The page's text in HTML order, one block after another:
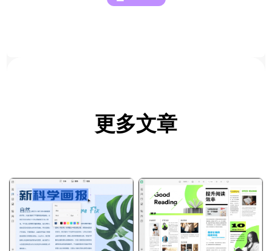
更多文章